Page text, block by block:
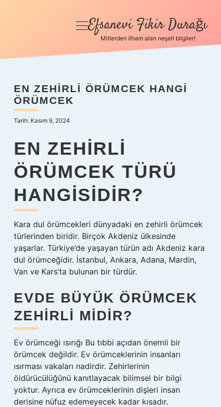
Anasayfa
Yasal Uyarı
Hakkımızda
menüyü
Efsanevi Fikir Durağı
Mitlerden ilham alan neşeli bilgiler!
EN ZEHIRLI ÖRÜMCEK HANGI
ÖRÜMCEK
Tarih: Kasım 9, 2024
EN ZEHIRLI
ÖRÜMCEK TÜRÜ
HANGISIDIR?
Kara dul örümcekleri dünyadaki en zehirli örümcek
türlerinden biridir. Birçok Akdeniz ülkesinde
yaşarlar. Türkiye’de yaşayan türün adı Akdeniz kara
dul örümceğidir. İstanbul, Ankara, Adana, Mardin,
Van ve Kars’ta bulunan bir türdür.
EVDE BÜYÜK ÖRÜMCEK
ZEHIRLI MIDIR?
Ev örümceği ısırığı Bu tıbbi açıdan önemli bir
örümcek değildir. Ev örümceklerinin insanları
ısırması vakaları nadirdir. Zehirlerinin
öldürücülüğünü kanıtlayacak bilimsel bir bilgi
yoktur. Ayrıca ev örümceklerinin dişleri insan
derisine nüfuz edemeyecek kadar kısadır.